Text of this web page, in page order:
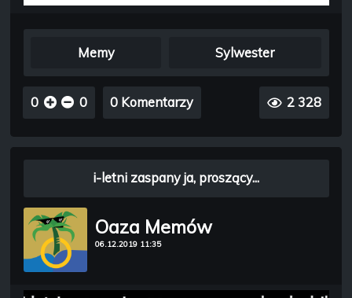
Memy Sylwester
0 0 0 Komentarzy 2 328
Oaza Memów
06.12.2019 11:35
i-letni zaspany ja, proszący...